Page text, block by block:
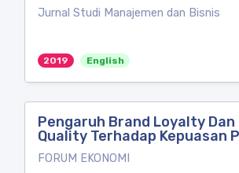
Jurnal Studi Manajemen dan Bisnis
2019 English
Pengaruh Brand Loyalty
Quality Terhadap Kepuasan
FORUM EKONOMI